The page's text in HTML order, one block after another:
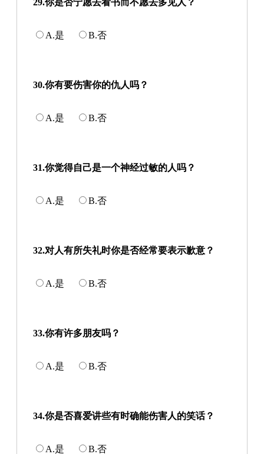
A.是 B.否
30.你有要伤害你的仇人吗？
A.是 B.否
31.你觉得自己是一个神经过敏的人吗？
A.是 B.否
32.对人有所失礼时你是否经常要表示歉意？
A.是 B.否
33.你有许多朋友吗？
A.是 B.否
34.你是否喜爱讲些有时确能伤害人的笑话？
A.是 B.否